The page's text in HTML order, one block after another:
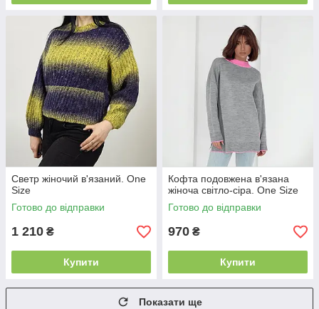
Светр жіночий в'язаний. One
Size
Готово до відправки
1 210 ₴
Купити
Кофта подовжена в'язана
жіноча світло-сіра. One Size
Готово до відправки
970 ₴
Купити
Показати ще